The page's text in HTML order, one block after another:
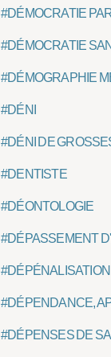
#DÉMOCRATIE
#DÉMOCRATIE
#DÉMOGRAPHIE
#DÉNI
#DÉNI DE
#DENTISTE
#DÉONTOLOGIE
#DÉPASSEMENT
#DÉPÉNALISATION
#DÉPENDANCE,
#DÉPENSES DE